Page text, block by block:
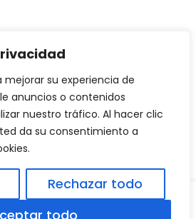
mejorar su experiencia de
anuncios o contenidos
nuestro tráfico. Al hacer clic
da su consentimiento a
Rechazar todo
todo
Privacidad Aviso Legal|